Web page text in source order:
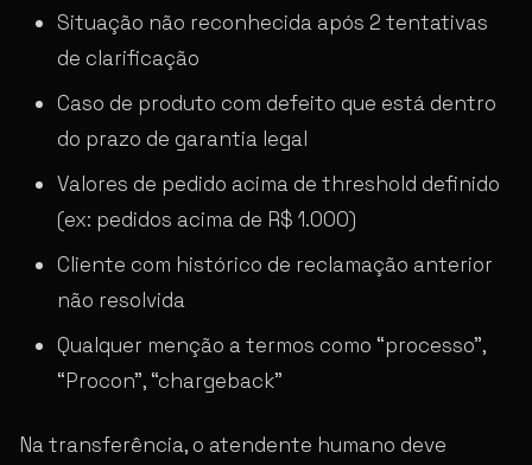
Situação não reconhecida após 2 tentativas
de clarificação
Caso de produto com defeito que está dentro
do prazo de garantia legal
Valores de pedido acima de threshold definido
(ex: pedidos acima de R$ 1.000)
Cliente com histórico de reclamação anterior
não resolvida
Qualquer menção a termos como “processo”,
“Procon”, “chargeback”
Na transferência, o atendente humano deve